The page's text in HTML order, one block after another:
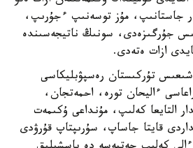
جاستانىپ، مۇز توسەنىپ ءجۇرىپ،
جۇرگىزەدى، سونىڭ ناتيجەسىندە
9-ايدا «شىعىس تۇركىستان رەسپۋبليكاسى
ءاليحان تورە، احمەتجان،
التايعا كەلىپ، مۇنداعى ۇكىمەت
قايتا جاساپ، سۇرىپتاپ قۇرۋدى